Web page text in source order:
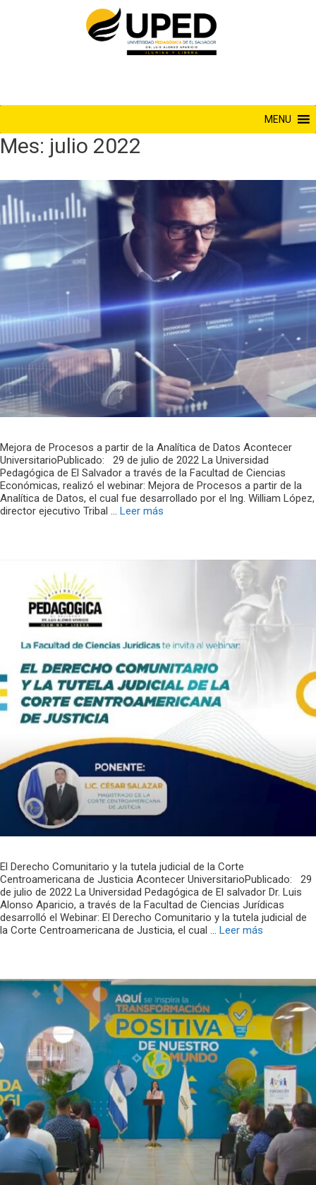
MENU
Mes: julio 2022
Mejora de Procesos a partir de la Analítica de Datos Acontecer
UniversitarioPublicado: 29 de julio de 2022 La Universidad
Pedagógica de El Salvador a través de la Facultad de Ciencias
Económicas, realizó el webinar: Mejora de Procesos a partir de la
Analítica de Datos, el cual fue desarrollado por el Ing. William López,
director ejecutivo Tribal … Leer más
El Derecho Comunitario y la tutela judicial de la Corte
Centroamericana de Justicia Acontecer UniversitarioPublicado: 29
de julio de 2022 La Universidad Pedagógica de El salvador Dr. Luis
Alonso Aparicio, a través de la Facultad de Ciencias Jurídicas
desarrolló el Webinar: El Derecho Comunitario y la tutela judicial de
la Corte Centroamericana de Justicia, el cual … Leer más